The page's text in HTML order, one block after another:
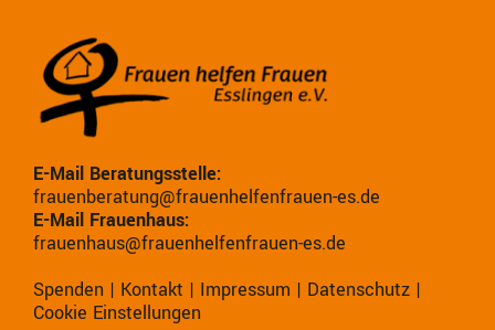
E-Mail Beratungsstelle:
frauenberatung@frauenhelfenfrauen-es.de
E-Mail Frauenhaus:
frauenhaus@frauenhelfenfrauen-es.de
Spenden | Kontakt | Impressum | Datenschutz |
Cookie Einstellungen